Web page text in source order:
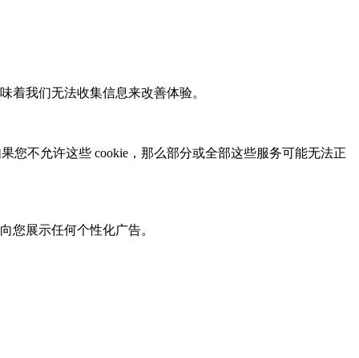
着我们无法收集信息来改善体验。
您不允许这些 cookie，那么部分或全部这些服务可能无法正
您展示任何个性化广告。